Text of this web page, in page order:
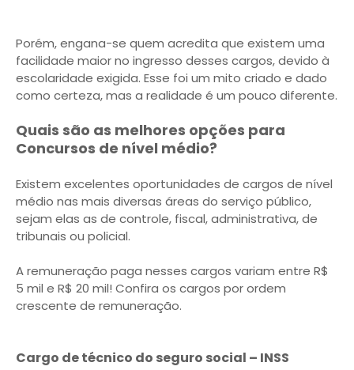
Porém, engana-se quem acredita que existem uma
facilidade maior no ingresso desses cargos, devido à
escolaridade exigida. Esse foi um mito criado e dado
como certeza, mas a realidade é um pouco diferente.
Quais são as melhores opções para
Concursos de nível médio?
Existem excelentes oportunidades de cargos de nível
médio nas mais diversas áreas do serviço público,
sejam elas as de controle, fiscal, administrativa, de
tribunais ou policial.
A remuneração paga nesses cargos variam entre R$
5 mil e R$ 20 mil! Confira os cargos por ordem
crescente de remuneração.
Cargo de técnico do seguro social – INSS